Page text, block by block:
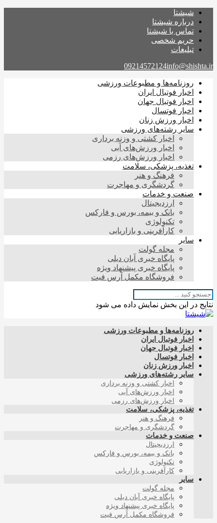
شیشتا
درباره شیشتا
تماس با شیشتا
حریم شخصی
تبلیغات
09214572124info@shishta.ir
روزنامه‌ها و مطبوعات ورزشی
اخبار فوتبال ایران
اخبار فوتبال جهان
اخبار فوتسال
اخبار ورزش زنان
سایر رشته‌های ورزشی
اخبار کشتی و وزنه برداری
اخبار ورزش‌های آبی
اخبار ورزش‌های رزمی
تغذیه، پزشکی، سلامت
فرهنگ و هنر
گردشگری و مهاجرت
صنعت و خدمات
ارزدیجیتال
بانک و بیمه، بورس و فارکس
تکنولوژی
کارآفرینی و بازاریابی
سایر
مجله گولت
پایگاه خبری آبان دیلی
پایگاه خبری پیشنهاد ویژه
فروشگاه مکمل آرس فیت
نتایج در این بخش نمایش داده می شود
روزنامه‌ها و مطبوعات ورزشی
اخبار فوتبال ایران
اخبار فوتبال جهان
اخبار فوتسال
اخبار ورزش زنان
سایر رشته‌های ورزشی
اخبار کشتی و وزنه برداری
اخبار ورزش‌های آبی
اخبار ورزش‌های رزمی
تغذیه، پزشکی، سلامت
فرهنگ و هنر
گردشگری و مهاجرت
صنعت و خدمات
ارزدیجیتال
بانک و بیمه، بورس و فارکس
تکنولوژی
کارآفرینی و بازاریابی
سایر
مجله گولت
پایگاه خبری آبان دیلی
پایگاه خبری پیشنهاد ویژه
فروشگاه مکمل آرس فیت